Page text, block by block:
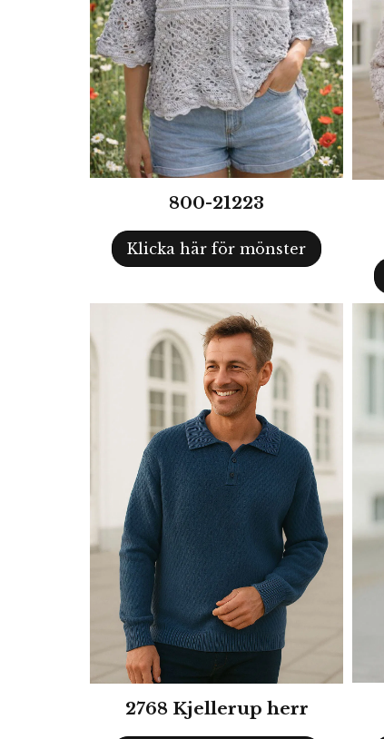
800-21223
Klicka här för mönster
2768 Kjellerup herr